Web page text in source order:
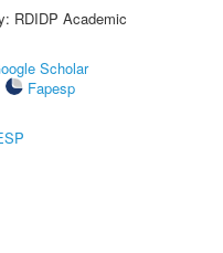
RDIDP Academic
Scholar
Fapesp